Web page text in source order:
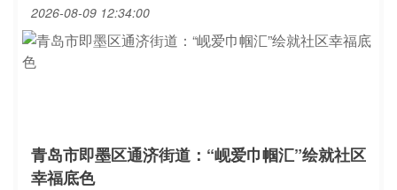
2026-08-09 12:34:00
青岛市即墨区通济街道：“岘爱巾帼汇”绘就社区
幸福底色